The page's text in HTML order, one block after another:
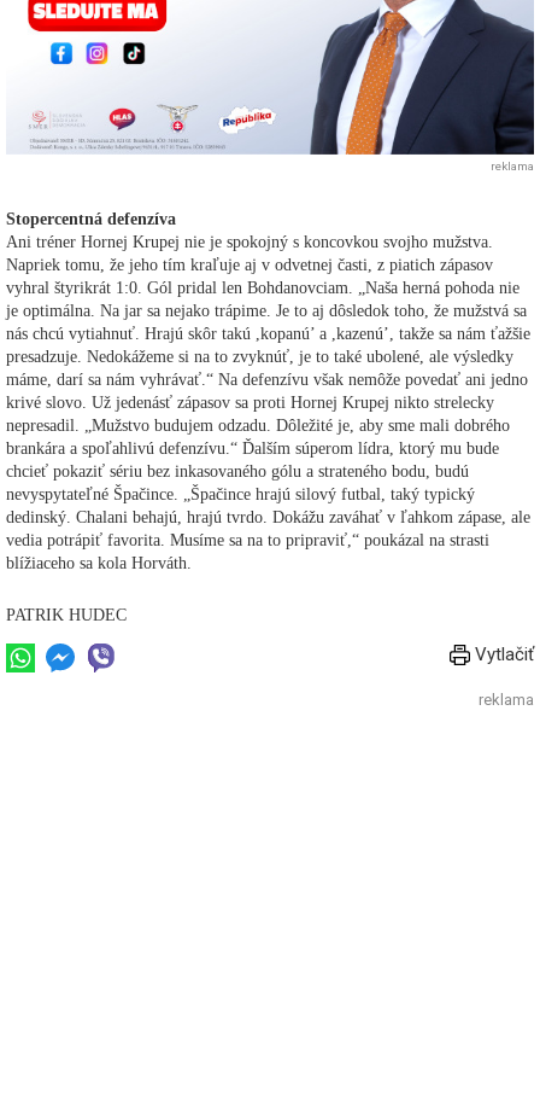
reklama
Stopercentná defenzíva
Ani tréner Hornej Krupej nie je spokojný s koncovkou svojho mužstva.
Napriek tomu, že jeho tím kraľuje aj v odvetnej časti, z piatich zápasov
vyhral štyrikrát 1:0. Gól pridal len Bohdanovciam. „Naša herná pohoda nie
je optimálna. Na jar sa nejako trápime. Je to aj dôsledok toho, že mužstvá sa
nás chcú vytiahnuť. Hrajú skôr takú ,kopanú’ a ,kazenú’, takže sa nám ťažšie
presadzuje. Nedokážeme si na to zvyknúť, je to také ubolené, ale výsledky
máme, darí sa nám vyhrávať.“ Na defenzívu však nemôže povedať ani jedno
krivé slovo. Už jedenásť zápasov sa proti Hornej Krupej nikto strelecky
nepresadil. „Mužstvo budujem odzadu. Dôležité je, aby sme mali dobrého
brankára a spoľahlivú defenzívu.“ Ďalším súperom lídra, ktorý mu bude
chcieť pokaziť sériu bez inkasovaného gólu a strateného bodu, budú
nevyspytateľné Špačince. „Špačince hrajú silový futbal, taký typický
dedinský. Chalani behajú, hrajú tvrdo. Dokážu zaváhať v ľahkom zápase, ale
vedia potrápiť favorita. Musíme sa na to pripraviť,“ poukázal na strasti
blížiaceho sa kola Horváth.
PATRIK HUDEC
Vytlačiť
reklama